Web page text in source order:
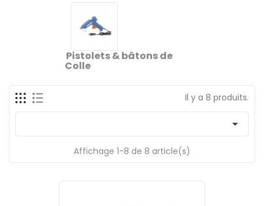
Pistolets & bâtons de
Colle
Il y a 8 produits.

Affichage 1-8 de 8 article(s)